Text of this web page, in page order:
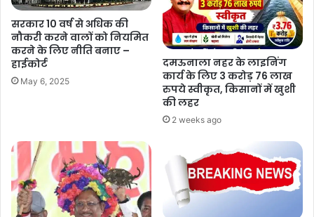
सरकार 10 वर्ष से अधिक की
नौकरी करने वालों को नियमित
करने के लिए नीति बनाए –
हाईकोर्ट
May 6, 2025
दमऊनाला नहर के लाइनिंग
कार्य के लिए 3 करोड़ 76 लाख
रुपये स्वीकृत, किसानों में खुशी
की लहर
2 weeks ago